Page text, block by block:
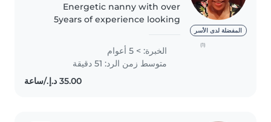
المفضلة لدى الأسر
(1)
Energetic nanny with over
5years of experience looking
elementary school children.
Assists with home work and
birthday party planning. Follows
الخبرة: > 5 أعوام
متوسط زمن الرد: 51 دقيقة